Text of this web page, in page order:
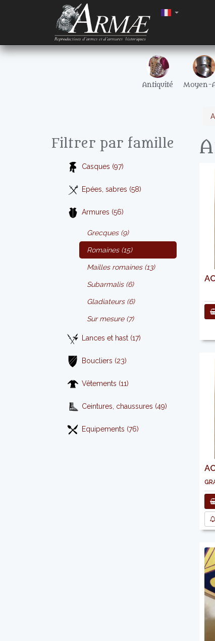
Antiquité Moyen-
Filtrer par famille
Casques (97)
Epées, sabres (58)
Armures (56)
Grecques (9)
Romaines (15)
Mailles romaines (13)
Subarmalis (6)
Gladiateurs (6)
Sur mesure (7)
Lances et hast (17)
Boucliers (23)
Vêtements (11)
Ceintures, chaussures (49)
Equipements (76)